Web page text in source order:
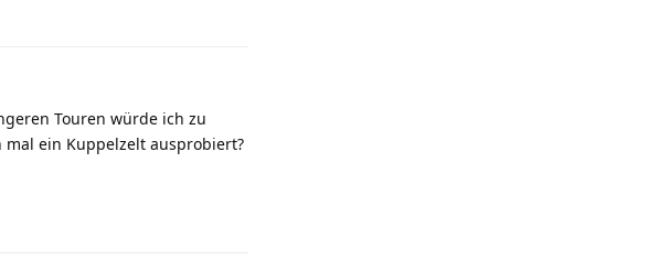
Touren würde ich zu
ein Kuppelzelt ausprobiert?